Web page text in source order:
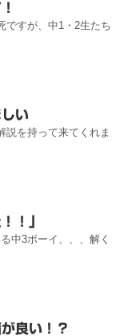
ですが、中1・2生たち
い
説を持って来てくれま
！」
中3ボーイ、、、解く
良い！？